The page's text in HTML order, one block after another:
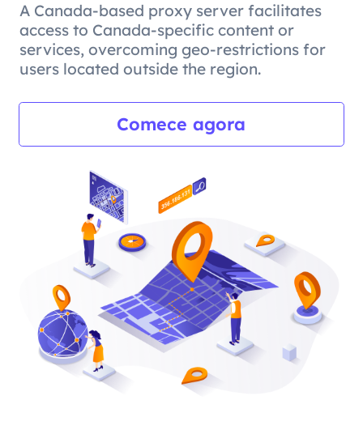
A Canada-based proxy server facilitates
access to Canada-specific content or
services, overcoming geo-restrictions for
users located outside the region.
Comece agora